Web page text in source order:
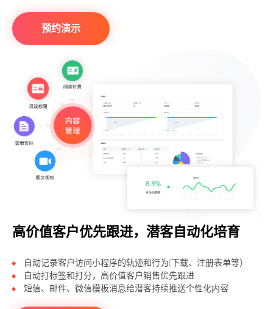
预约演示
高价值客户优先跟进，潜客自动化培育
自动记录客户访问小程序的轨迹和行为(下载、注册表单等）
自动打标签和打分，高价值客户销售优先跟进
短信、邮件、微信模板消息给潜客持续推送个性化内容